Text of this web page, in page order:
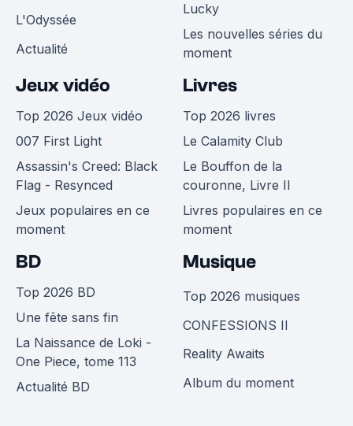
L'Odyssée
Actualité
Lucky
Les nouvelles séries du
moment
Jeux vidéo
Top 2026 Jeux vidéo
007 First Light
Assassin's Creed: Black
Flag - Resynced
Jeux populaires en ce
moment
Livres
Top 2026 livres
Le Calamity Club
Le Bouffon de la
couronne, Livre II
Livres populaires en ce
moment
BD
Top 2026 BD
Une fête sans fin
La Naissance de Loki -
One Piece, tome 113
Actualité BD
Musique
Top 2026 musiques
CONFESSIONS II
Reality Awaits
Album du moment